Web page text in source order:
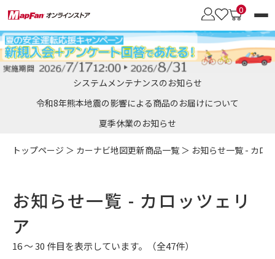
システムメンテナンスのお知らせ
令和8年熊本地震の影響による商品のお届けについて
夏季休業のお知らせ
0
カーナビブランド
商品を探す
［パイオニア］向け
彩速ナビ
オービスデータ
・通信モジュール
SDメモリーカード
・車載用Wi-Fiルーター
おトク地図更新サービス
トップページ ＞ カーナビ地図更新商品一覧 ＞ お知らせ一覧 - カロ
お知らせ一覧 - カロッツェリ
ア
16 ～ 30 件目を表示しています。（全47件）